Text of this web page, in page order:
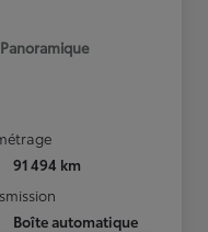
91 494 km
Boîte automatique